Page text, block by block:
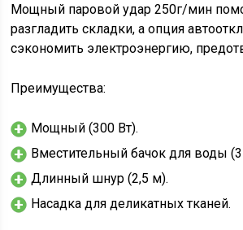
Мощный паровой удар 250г/мин
разгладить складки, а опция
сэкономить электроэнергию,
Преимущества:
Мощный (300 Вт).
Вместительный бачок для воды
Длинный шнур (2,5 м).
Насадка для деликатных тканей.